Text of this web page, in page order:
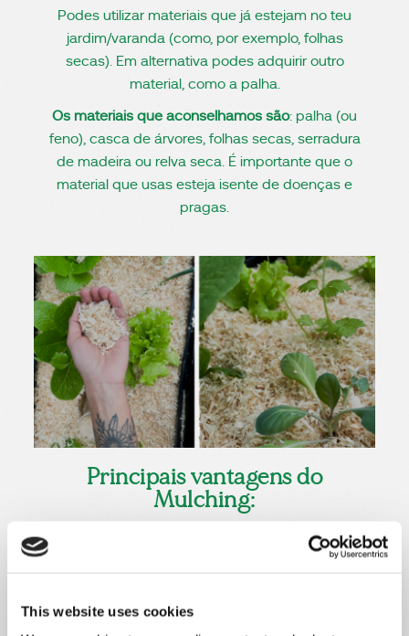
This website uses cookies
Podes utilizar materiais que já estejam no teu
jardim/varanda (como, por exemplo, folhas
secas). Em alternativa podes adquirir outro
material, como a palha.
Os materiais que aconselhamos são: palha (ou
feno), casca de árvores, folhas secas, serradura
de madeira ou relva seca. É importante que o
material que usas esteja isente de doenças e
pragas.
Principais vantagens do
Mulching:
Proteger as raízes das plantas das mudanças
Impedir o crescimento de ervas daninhas;